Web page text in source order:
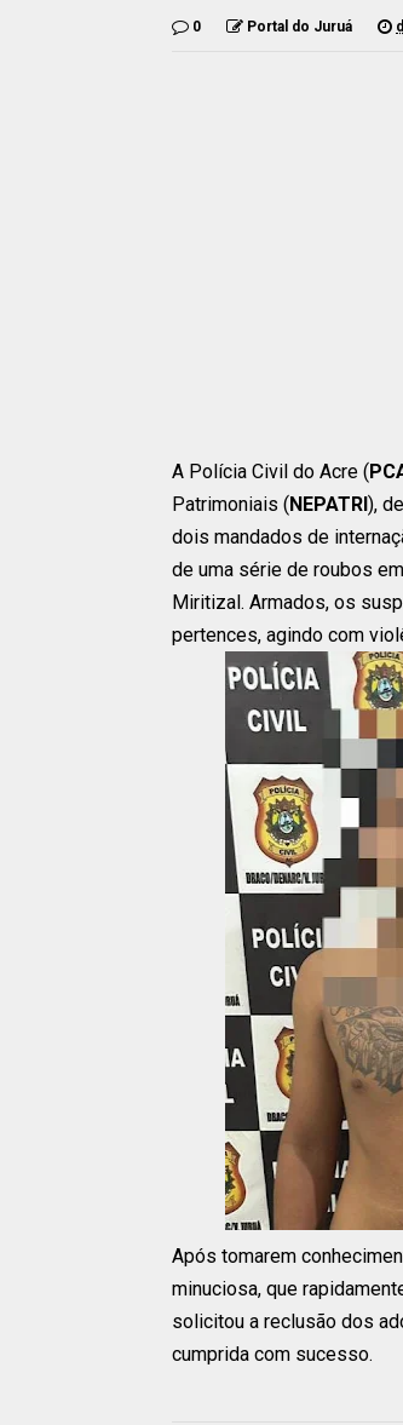
0 Portal do Juruá
A Polícia Civil do Acre (
Patrimoniais (NEPATRI),
dois mandados de
de uma série de roubos
Miritizal. Armados, os
pertences, agindo com
Após tomarem
minuciosa, que
solicitou a reclusão dos
cumprida com sucesso.